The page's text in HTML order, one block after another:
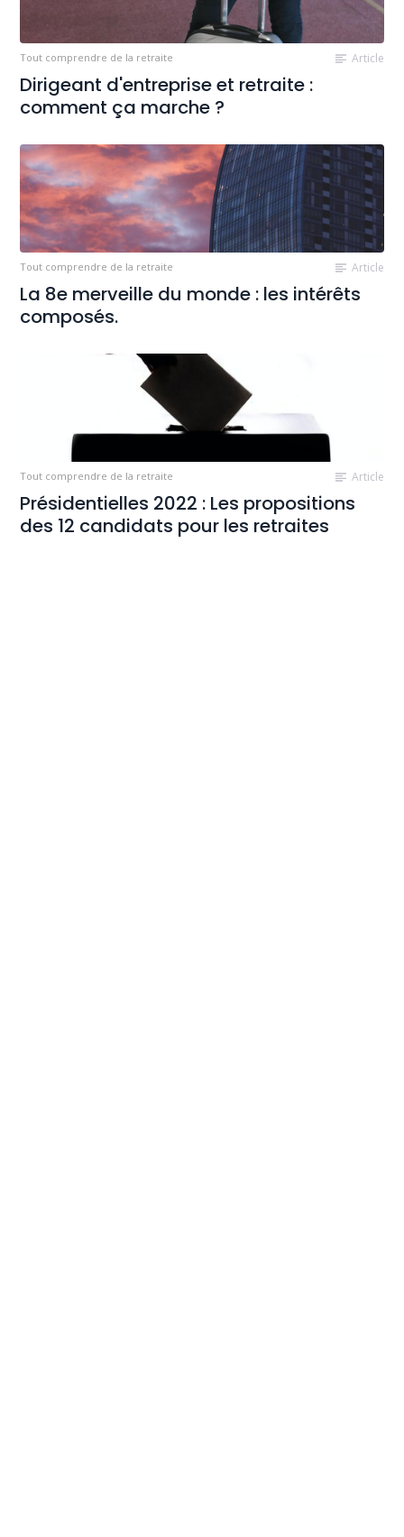
Tout comprendre de la retraite Article
Dirigeant d'entreprise et retraite :
comment ça marche ?
Tout comprendre de la retraite Article
La 8e merveille du monde : les intérêts
composés.
Tout comprendre de la retraite Article
Présidentielles 2022 : Les propositions
des 12 candidats pour les retraites